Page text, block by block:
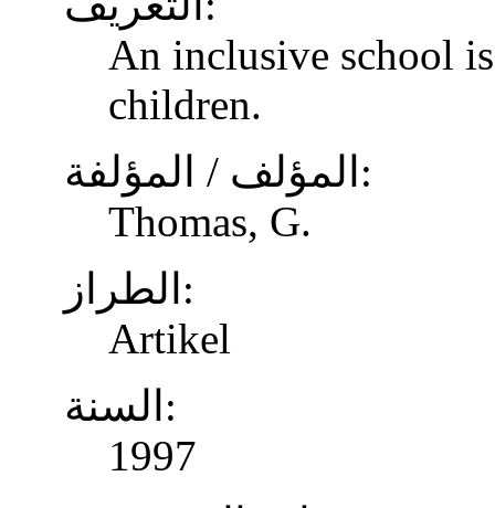
An inclusive school
children.
المؤلف / المؤلفة:
Thomas, G.
الطراز:
Artikel
السنة:
1997